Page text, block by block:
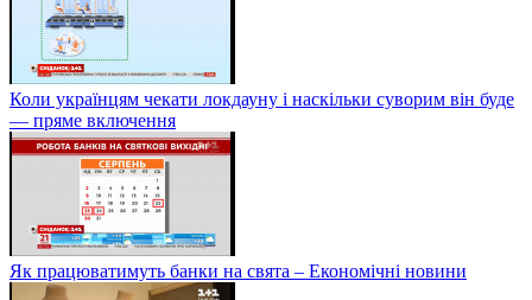
Коли українцям чекати локдауну і наскільки суворим він буде
— пряме включення
Як працюватимуть банки на свята – Економічні новини